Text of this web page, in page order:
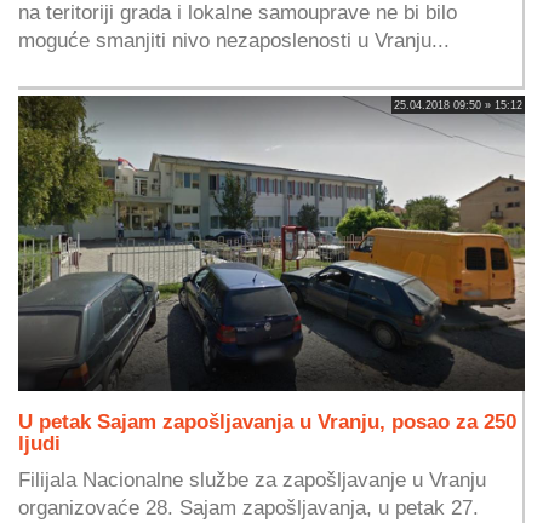
na teritoriji grada i lokalne samouprave ne bi bilo
moguće smanjiti nivo nezaposlenosti u Vranju...
25.04.2018 09:50 » 15:12
U petak Sajam zapošljavanja u Vranju, posao za 250
ljudi
Filijala Nacionalne službe za zapošljavanje u Vranju
organizovaće 28. Sajam zapošljavanja, u petak 27.